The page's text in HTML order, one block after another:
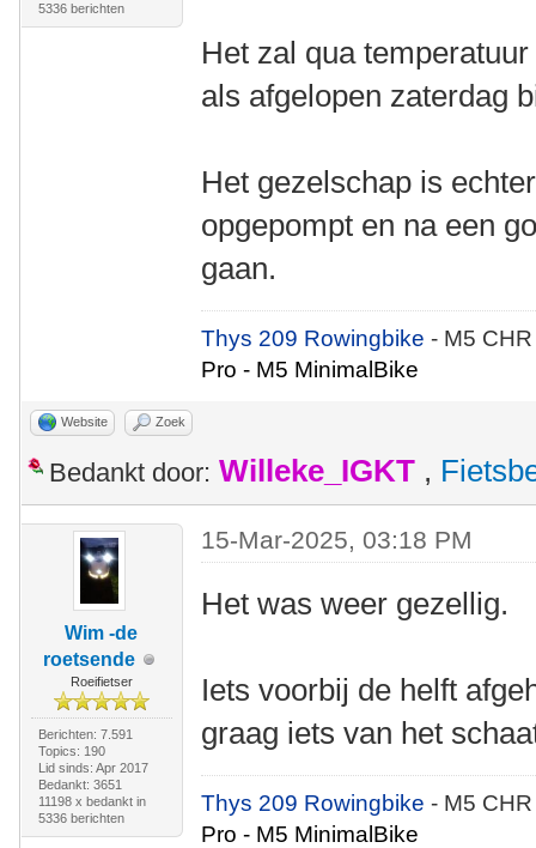
5336 berichten
Het zal qua
als afgelopen zaterdag
Het gezelschap is
opgepompt en na een
gaan.
Thys 209 Rowingbike- M5
Pro - M5 MinimalBike
Website Zoek
Bedankt door: Willeke_IGKT ,
Wim -de
roetsende
Roeifietser
Berichten: 7.591
Topics: 190
Lid sinds: Apr 2017
Bedankt: 3651
11198 x bedankt in
5336 berichten
15-Mar-2025, 03:18 PM
Het was weer gezellig.
Iets voorbij de helft
graag iets van het
Thys 209 Rowingbike- M5
Pro - M5 MinimalBike